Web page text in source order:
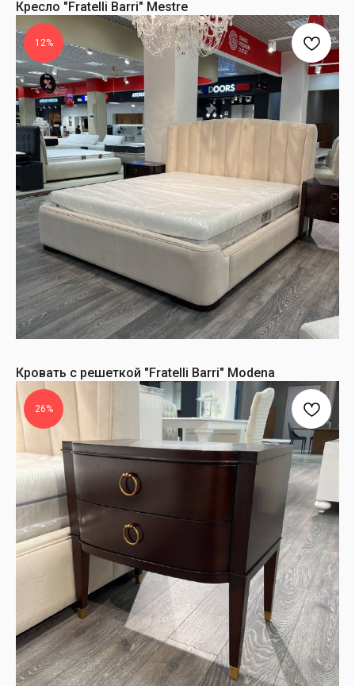
Кресло "Fratelli Barri" Mestre
12%
Кровать с решеткой "Fratelli Barri" Modena
26%